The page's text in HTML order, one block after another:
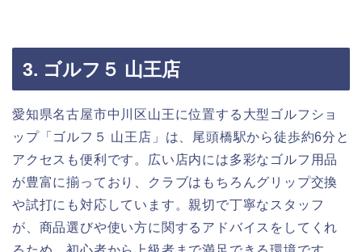
3. ゴルフ５ 山王店
愛知県名古屋市中川区山王に位置する大型ゴルフショ
ップ「ゴルフ５ 山王店」は、尾頭橋駅から徒歩約6分と
アクセスも便利です。広い店内には多彩なゴルフ用品
が豊富に揃っており、クラブはもちろんグリップ交換
や試打にも対応しています。親切で丁寧なスタッフ
が、商品選びや使い方に関するアドバイスをしてくれ